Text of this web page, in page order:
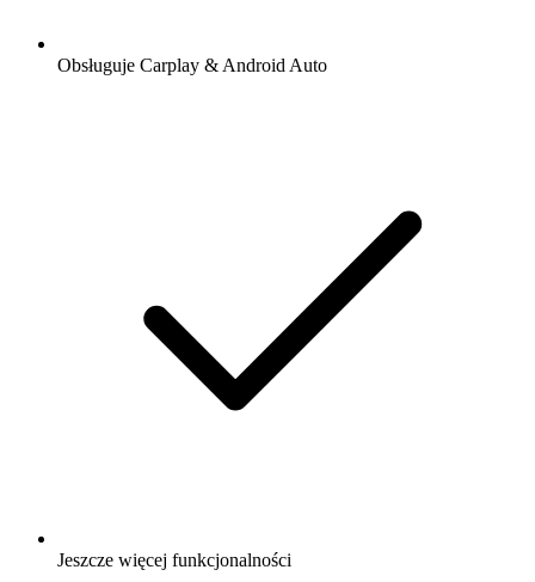
Obsługuje Carplay & Android Auto
Jeszcze więcej funkcjonalności